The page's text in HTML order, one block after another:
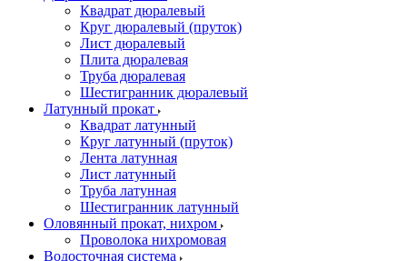
Квадрат дюралевый
Круг дюралевый (пруток)
Лист дюралевый
Плита дюралевая
Труба дюралевая
Шестигранник дюралевый
Латунный прокат
Квадрат латунный
Круг латунный (пруток)
Лента латунная
Лист латунный
Труба латунная
Шестигранник латунный
Оловянный прокат, нихром
Проволока нихромовая
Водосточная система